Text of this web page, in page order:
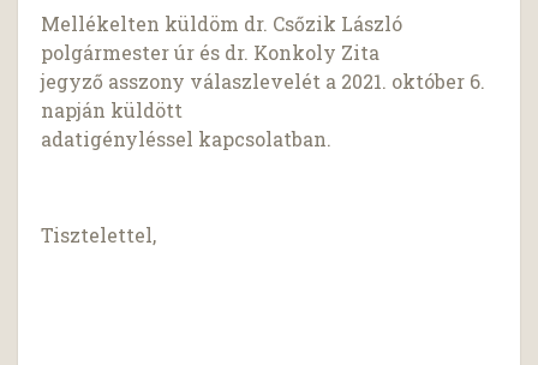
Mellékelten küldöm dr. Csőzik László
polgármester úr és dr. Konkoly Zita
jegyző asszony válaszlevelét a 2021. október 6.
napján küldött
adatigényléssel kapcsolatban.
Tisztelettel,